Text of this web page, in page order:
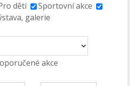
děti
Sportovní akce
galerie
akce